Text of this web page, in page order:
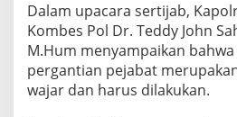
r
a
n
Dalam upacara sertijab,
Kombes Pol Dr. Teddy John
M.Hum menyampaikan
pergantian pejabat
wajar dan harus dilakukan.